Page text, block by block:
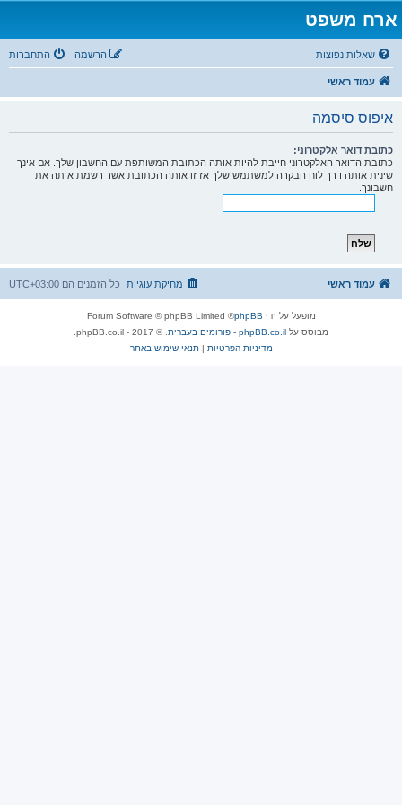
ארח משפט
שאלות נפוצות התחברות הרשמה
עמוד ראשי
איפוס סיסמה
כתובת דואר אלקטרוני:
כתובת הדואר האלקטרוני חייבת להיות אותה הכתובת המשותפת עם החשבון שלך. אם אינך
שינית אותה דרך לוח הבקרה למשתמש שלך אז זו אותה הכתובת אשר רשמת איתה את
חשבונך.
עמוד ראשי כל הזמנים הם UTC+03:00 מחיקת עוגיות
מופעל על ידי phpBB
® Forum Software © phpBB Limited
מבוסס על phpBB.co.il - פורומים בעברית
. © 2017 - phpBB.co.il.
מדיניות הפרטיות |תנאי שימוש באתר